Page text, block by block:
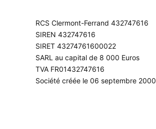
RCS Clermont-Ferrand 432747616
SIREN 432747616
SIRET 43274761600022
SARL au capital de 8 000 Euros
TVA FR01432747616
Société créée le 06 septembre 2000